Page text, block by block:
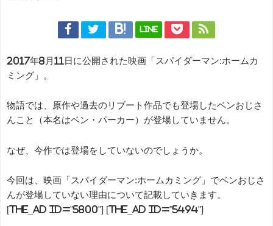
LINE
2017年8月11日に公開された映画「スパイダーマン:ホームカ
ミング」。
物語では、原作や過去のリブート作品でも登場したベンおじさ
んこと（本名はベン・パーカー）が登場していません。
なぜ、今作では登場をしていないのでしょうか。
今回は、映画「スパイダーマン:ホームカミング」でベンおじさ
んが登場していない理由について記載していきます。
[the_ad id="5800"] [the_ad id="5494"]